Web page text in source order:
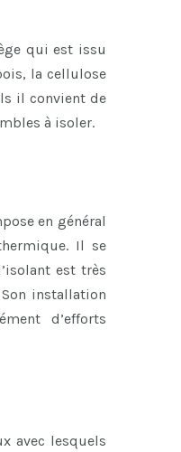
qui est issu
la cellulose
il convient de
à isoler.
en général
Il se
est très
installation
d’efforts
avec lesquels